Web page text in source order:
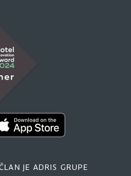
JE ADRIS GRUPE